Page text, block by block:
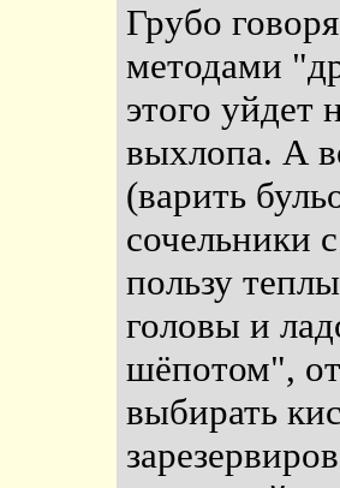
Грубо
методами
этого уйдет
выхлопа. А
(варить
сочельники
пользу
головы и
шёпотом",
выбирать